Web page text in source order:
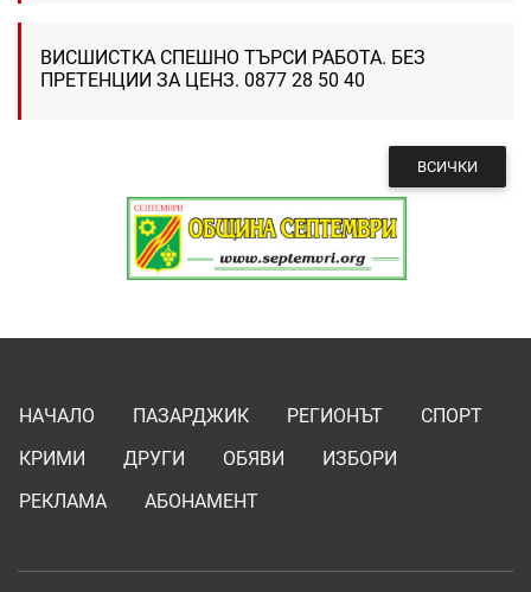
ВИСШИСТКА СПЕШНО ТЪРСИ РАБОТА. БЕЗ
ПРЕТЕНЦИИ ЗА ЦЕНЗ. 0877 28 50 40
ВСИЧКИ
НАЧАЛО ПАЗАРДЖИК РЕГИОНЪТ
СПОРТ
КРИМИ
ДРУГИ ОБЯВИ
ИЗБОРИ
РЕКЛАМА
АБОНАМЕНТ